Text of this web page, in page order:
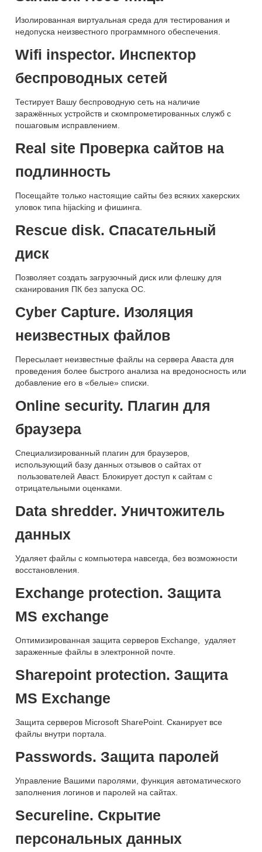
Изолированная виртуальная среда для тестирования и
недопуска неизвестного программного обеспечения.
Wifi inspector. Инспектор
беспроводных сетей
Тестирует Вашу беспроводную сеть на наличие
заражённых устройств и скомпрометированных служб с
пошаговым исправлением.
Real site Проверка сайтов на
подлинность
Посещайте только настоящие сайты без всяких хакерских
уловок типа hijacking и фишинга.
Rescue disk. Спасательный
диск
Позволяет создать загрузочный диск или флешку для
сканирования ПК без запуска ОС.
Сyber Capture. Изоляция
неизвестных файлов
Пересылает неизвестные файлы на сервера Аваста для
проведения более быстрого анализа на вредоносность или
добавление его в «белые» списки.
Online security. Плагин для
браузера
Специализированный плагин для браузеров,
использующий базу данных отзывов о сайтах от
пользователей Аваст. Блокирует доступ к сайтам с
отрицательными оценками.
Data shredder. Уничтожитель
данных
Удаляет файлы с компьютера навсегда, без возможности
восстановления.
Exchange protection. Защита
MS exchange
Оптимизированная защита серверов Exchange, удаляет
зараженные файлы в электронной почте.
Sharepoint protection. Защита
MS Exchange
Защита серверов Microsoft SharePoint. Сканирует все
файлы внутри портала.
Passwords. Защита паролей
Управление Вашими паролями, функция автоматического
заполнения логинов и паролей на сайтах.
Secureline. Cкрытие
персональных данных